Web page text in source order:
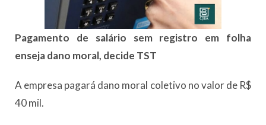
Pagamento de salário sem registro em folha
enseja dano moral, decide TST
A empresa pagará dano moral coletivo no valor de R$
40 mil.